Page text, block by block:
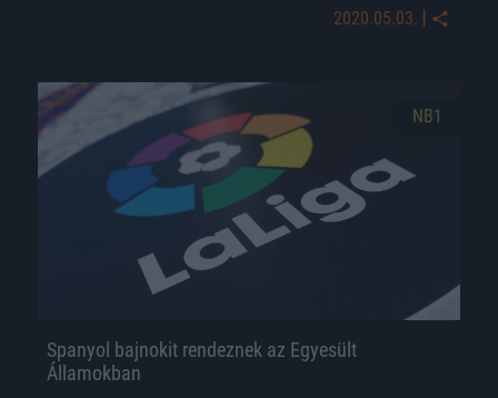
2020.05.03. |
NB1
Spanyol bajnokit rendeznek az Egyesült
Államokban